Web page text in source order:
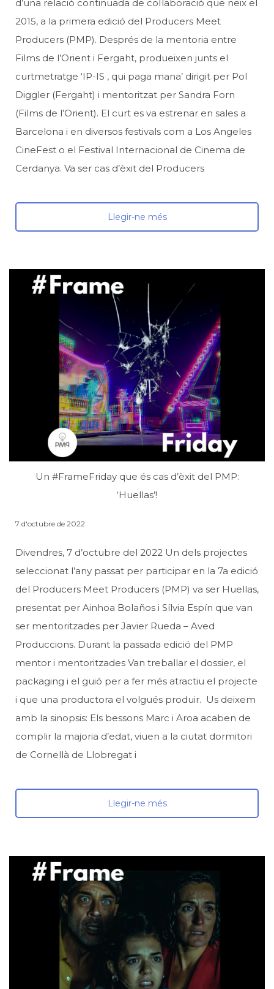
d’una relació continuada de col·laboració que neix el
2015, a la primera edició del Producers Meet
Producers (PMP). Després de la mentoria entre
Films de l’Orient i Fergaht, produeixen junts el
curtmetratge ‘IP-IS , qui paga mana’ dirigit per Pol
Diggler (Fergaht) i mentoritzat per Sandra Forn
(Films de l’Orient). El curt es va estrenar en sales a
Barcelona i en diversos festivals com a Los Angeles
CineFest o el Festival Internacional de Cinema de
Cerdanya. Va ser cas d’èxit del Producers
Llegir-ne més
Un #FrameFriday que és cas d’èxit del PMP:
‘Huellas’!
7 d'octubre de 2022
Divendres, 7 d’octubre del 2022 Un dels projectes
seleccionat l’any passat per participar en la 7a edició
del Producers Meet Producers (PMP) va ser Huellas,
presentat per Ainhoa Bolaños i Sílvia Espín que van
ser mentoritzades per Javier Rueda – Aved
Produccions. Durant la passada edició del PMP
mentor i mentoritzades Van treballar el dossier, el
packaging i el guió per a fer més atractiu el projecte
i que una productora el volgués produir. Us deixem
amb la sinopsis: Els bessons Marc i Aroa acaben de
complir la majoria d’edat, viuen a la ciutat dormitori
de Cornellà de Llobregat i
Llegir-ne més